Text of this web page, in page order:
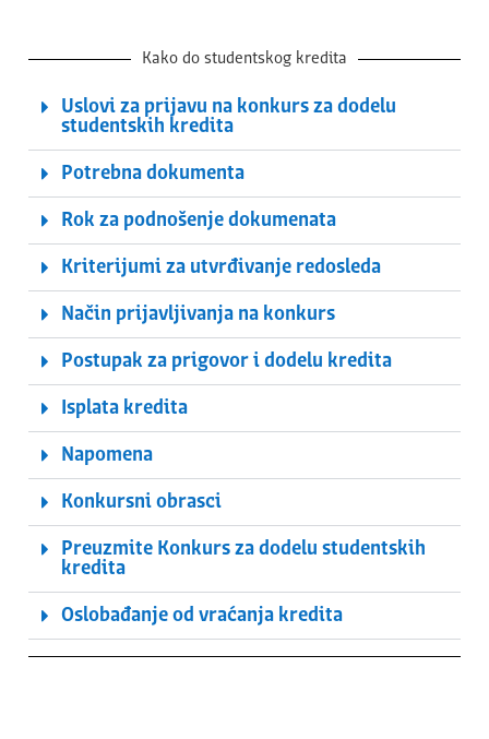
Kako do studentskog kredita
Uslovi za prijavu na konkurs za dodelu
studentskih kredita
Potrebna dokumenta
Rok za podnošenje dokumenata
Kriterijumi za utvrđivanje redosleda
Način prijavljivanja na konkurs
Postupak za prigovor i dodelu kredita
Isplata kredita
Napomena
Konkursni obrasci
Preuzmite Konkurs za dodelu studentskih
kredita
Oslobađanje od vraćanja kredita